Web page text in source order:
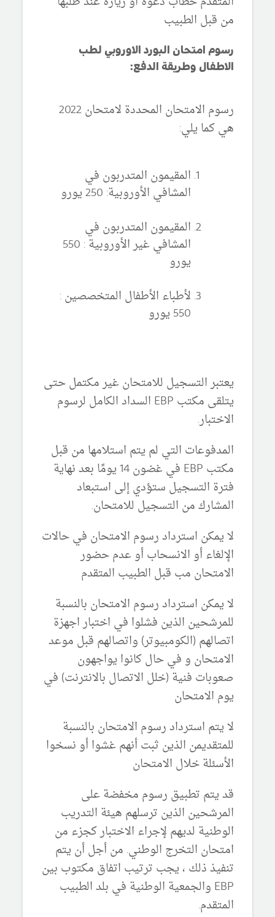
من قبل الطبيب
رسوم امتحان البورد الاوروبي لطب
الاطفال وطريقة الدفع:
رسوم الامتحان المحددة لامتحان 2022
هي كما يلي:
المقيمون المتدربون في
المشافي الأوروبية: 250 يورو
المقيمون المتدربون في
المشافي غير الأوروبية : 550
يورو
لأطباء الأطفال المتخصصين :
550 يورو
يعتبر التسجيل للامتحان غير مكتمل حتى
يتلقى مكتب EBP السداد الكامل لرسوم
الاختبار.
المدفوعات التي لم يتم استلامها من قبل
مكتب EBP في غضون 14 يومًا بعد نهاية
فترة التسجيل ستؤدي إلى استبعاد
المشارك من التسجيل للامتحان.
لا يمكن استرداد رسوم الامتحان في حالات
الإلغاء أو الانسحاب أو عدم حضور
الامتحان مب قبل الطبيب المتقدم
لا يمكن استرداد رسوم الامتحان بالنسبة
للمرشحين الذين فشلوا في اختبار اجهزة
اتصالهم (الكومبيوتر) واتصالهم قبل موعد
الامتحان و في حال كانوا يواجهون
صعوبات فنية (خلل الاتصال بالانترنت) في
يوم الامتحان
لا يتم استرداد رسوم الامتحان بالنسبة
للمتقديمن الذين ثبت أنهم غشوا أو نسخوا
الأسئلة خلال الامتحان
قد يتم تطبيق رسوم مخفضة على
المرشحين الذين ترسلهم هيئة التدريب
الوطنية لديهم لإجراء الاختبار كجزء من
امتحان التخرج الوطني. من أجل أن يتم
تنفيذ ذلك ، يجب ترتيب اتفاق مكتوب بين
EBP والجمعية الوطنية في بلد الطبيب
المتقدم.